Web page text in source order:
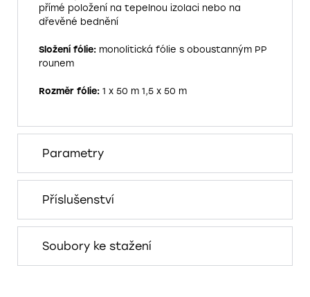
Parametry
Příslušenství
Soubory ke stažení
přímé položení na tepelnou izolaci nebo na
dřevěné bednění
Složení fólie: monolitická fólie s oboustanným PP
rounem
Rozměr fólie: 1 x 50 m 1,5 x 50 m